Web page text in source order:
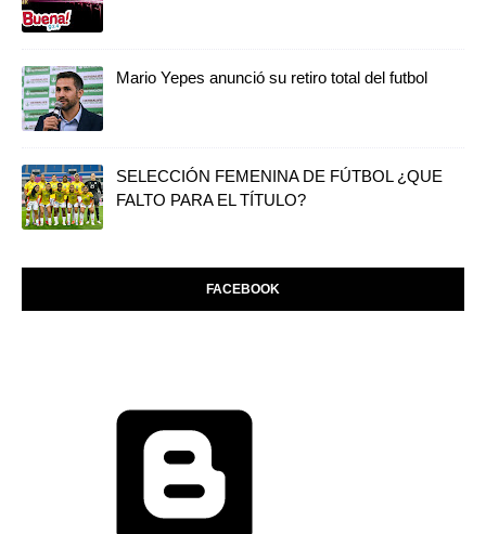
Mario Yepes anunció su retiro total del futbol
SELECCIÓN FEMENINA DE FÚTBOL ¿QUE
FALTO PARA EL TÍTULO?
FACEBOOK